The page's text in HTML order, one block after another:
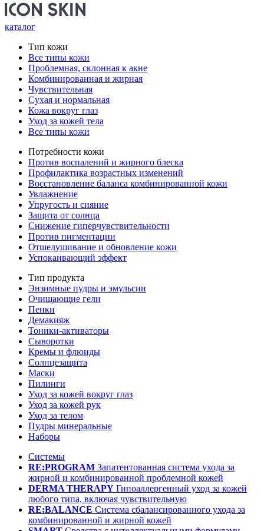
каталог
Тип кожи
Все типы кожи
Проблемная, склонная к акне
Комбинированная и жирная
Чувствительная
Сухая и нормальная
Кожа вокруг глаз
Уход за кожей тела
Все типы кожи
Потребности кожи
Против воспалений и жирного блеска
Профилактика возрастных изменений
Восстановление баланса комбинированной кожи
Увлажнение
Упругость и сияние
Защита от солнца
Снижение гиперчувствительности
Против пигментации
Отшелушивание и обновление кожи
Успокаивающий эффект
Тип продукта
Энзимные пудры и эмульсии
Очищающие гели
Пенки
Демакияж
Тоники-активаторы
Сыворотки
Кремы и флюиды
Солнцезащита
Маски
Пилинги
Уход за кожей вокруг глаз
Уход за кожей рук
Уход за телом
Пудры минеральные
Наборы
Системы
RE:PROGRAM Запатентованная система ухода за
жирной и комбинированной проблемной кожей
DERMA THERAPY Гипоаллергенный уход за кожей
любого типа, включая чувствительную
RE:BALANCE Система сбалансированного ухода за
комбинированной и жирной кожей